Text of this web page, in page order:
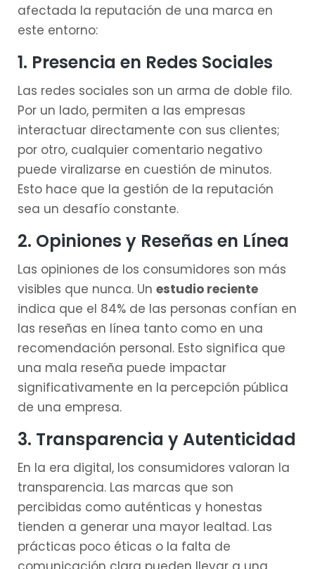
afectada la reputación de una marca en
este entorno:
1. Presencia en Redes Sociales
Las redes sociales son un arma de doble filo.
Por un lado, permiten a las empresas
interactuar directamente con sus clientes;
por otro, cualquier comentario negativo
puede viralizarse en cuestión de minutos.
Esto hace que la gestión de la reputación
sea un desafío constante.
2. Opiniones y Reseñas en Línea
Las opiniones de los consumidores son más
visibles que nunca. Un estudio reciente
indica que el 84% de las personas confían en
las reseñas en línea tanto como en una
recomendación personal. Esto significa que
una mala reseña puede impactar
significativamente en la percepción pública
de una empresa.
3. Transparencia y Autenticidad
En la era digital, los consumidores valoran la
transparencia. Las marcas que son
percibidas como auténticas y honestas
tienden a generar una mayor lealtad. Las
prácticas poco éticas o la falta de